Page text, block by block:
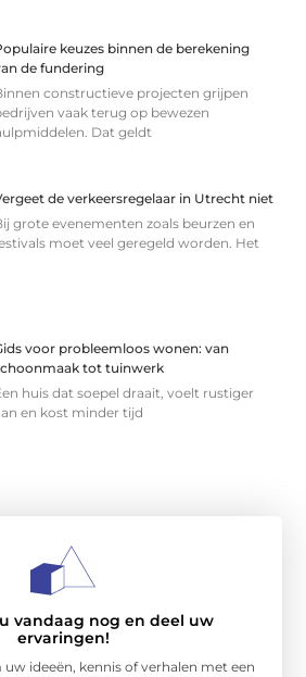
keuzes binnen de berekening
de fundering
constructieve projecten grijpen
vaak terug op bewezen
Dat geldt
de verkeersregelaar in Utrecht niet
grote evenementen zoals beurzen en
moet veel geregeld worden. Het
voor probleemloos wonen: van
tot tuinwerk
huis dat soepel draait, voelt rustiger
en kost minder tijd
vandaag nog en deel uw
ervaringen!
ideeën, kennis of verhalen met een